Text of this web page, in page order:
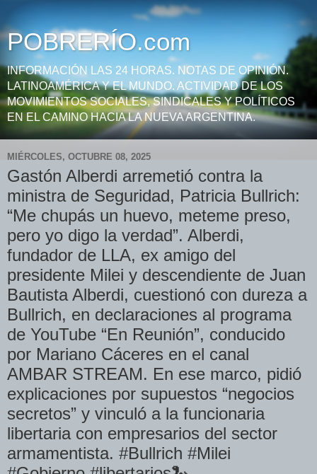
POBRERÍO.com
INFORMACIÓN LAS 24 HORAS. NOTAS DE OPINIÓN.
LATINOAMÉRICA Y EL MUNDO. ACTIVIDAD DE LOS
MOVIMIENTOS SOCIALES, SINDICALES Y POLÍTICOS
EN EL CAMINO HACIA LA NUEVA ARGENTINA.
MIÉRCOLES, OCTUBRE 08, 2025
Gastón Alberdi arremetió contra la
ministra de Seguridad, Patricia Bullrich:
“Me chupás un huevo, meteme preso,
pero yo digo la verdad”. Alberdi,
fundador de LLA, ex amigo del
presidente Milei y descendiente de Juan
Bautista Alberdi, cuestionó con dureza a
Bullrich, en declaraciones al programa
de YouTube “En Reunión”, conducido
por Mariano Cáceres en el canal
AMBAR STREAM. En ese marco, pidió
explicaciones por supuestos “negocios
secretos” y vinculó a la funcionaria
libertaria con empresarios del sector
armamentista. #Bullrich #Milei